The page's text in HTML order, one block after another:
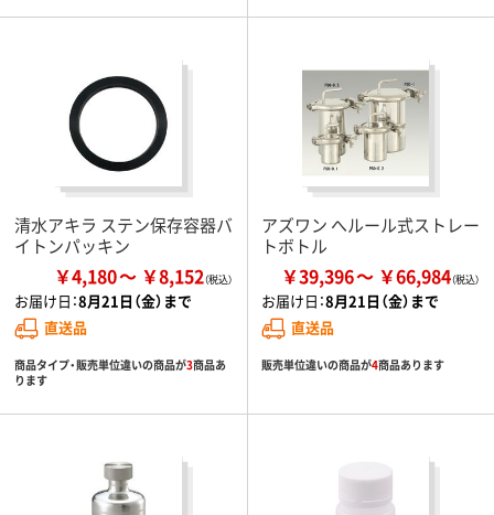
清水アキラ ステン保存容器バ
イトンパッキン
￥4,180 ￥8,152
お届け日：8月21日（金）まで
直送品
商品タイプ・販売単位違いの商品が3商品あ
ります
アズワン へルール式ストレー
トボトル
￥39,396 ￥66,984
お届け日：8月21日（金）まで
直送品
販売単位違いの商品が4商品あります